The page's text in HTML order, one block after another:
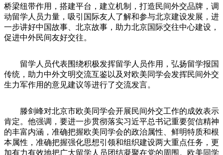
桥梁纽带作用，搭建平台，建立机制，打造民间外交品牌，调
动留学人员力量，吸引国际友人了解和参与北京建设发展，进
一步讲好中国故事、北京故事，助力北京国际交往中心建设，
促进中外民间友好交往。
留学人员代表围绕积极发挥留学人员作用，弘扬留学报国
传统，助力中外文明交流互鉴以及对欧美同学会发挥民间外交
生力军作用的意见建议等进行了交流发言。
滕剑峰对北京市欧美同学会开展民间外交工作的成效表示
肯定。他强调，要进一步贯彻落实习近平总书记重要贺信精神
的丰富内涵，准确把握欧美同学会的政治属性、鲜明特质和根
本属性，准确把握强化思想引领和组织建设两大重点任务，更
加有力有效地把广大留学人员团结凝聚在党的周围。欧美同学